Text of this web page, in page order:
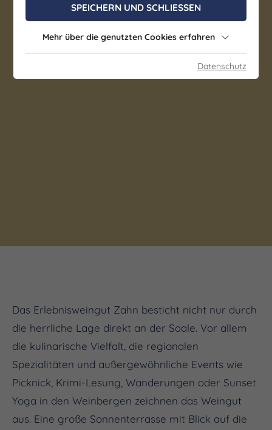
Das Erlebnisweingut Zahn besticht nicht nur durch
die herrliche Lage direkt an der Saale. Vor allem
die kulinarische Vielfalt, die regionalen
Spezialitäten und außergewöhnliche Events wie
Picknick, Krimi-Lesung, Wanderungen oder Sunset
Yoga in den Weinbergen zeichnen das Weingut
aus. Eine große Sonnenterrasse mit Blick auf die
SPEICHERN UND SCHLIESSEN
Mehr über die genutzten Cookies erfahren
Datenschutz